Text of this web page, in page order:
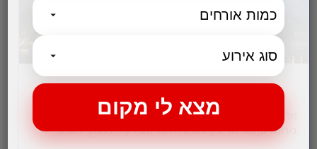
מלון דן בוטיק היוקרתי השייך לרשת מלונות דן ממוקם בדרך חברון
בירושלים, מול הר ציון וחומות היער העתיקה, בסמוך לשפע